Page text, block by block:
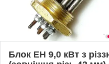
Блок ЕН 9,0 кВт з